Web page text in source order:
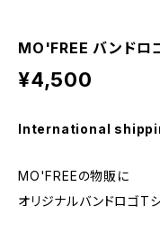
MO'FREE バンドロゴ
¥4,500
International
MO'FREEの物販に
オリジナルバンドロゴT